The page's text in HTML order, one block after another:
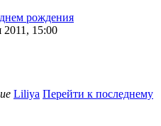
рождения
15:00
Liliya Перейти к последнему